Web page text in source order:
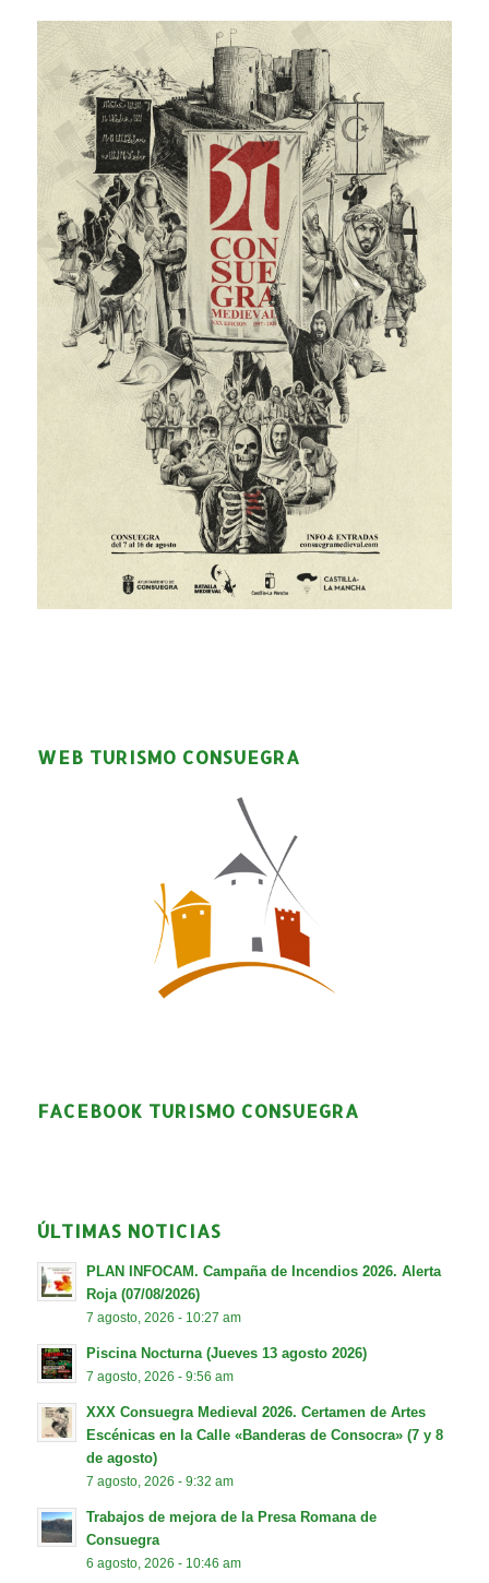
WEB TURISMO CONSUEGRA
FACEBOOK TURISMO CONSUEGRA
ÚLTIMAS NOTICIAS
PLAN INFOCAM. Campaña de Incendios 2026. Alerta
Roja (07/08/2026)
7 agosto, 2026 - 10:27 am
Piscina Nocturna (Jueves 13 agosto 2026)
7 agosto, 2026 - 9:56 am
XXX Consuegra Medieval 2026. Certamen de Artes
Escénicas en la Calle «Banderas de Consocra» (7 y 8
de agosto)
7 agosto, 2026 - 9:32 am
Trabajos de mejora de la Presa Romana de
Consuegra
6 agosto, 2026 - 10:46 am